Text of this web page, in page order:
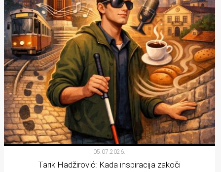
05.07.2026.
Tarik Hadžirović: Kada inspiracija zakoči